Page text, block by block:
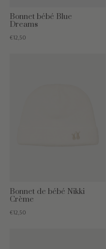
Bonnet bébé Blue
Dreams
€12,50
Bonnet de bébé Nikki
Crème
€12,50